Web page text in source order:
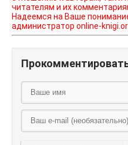
читателям и их
Надеемся на Ваше
администратор online-